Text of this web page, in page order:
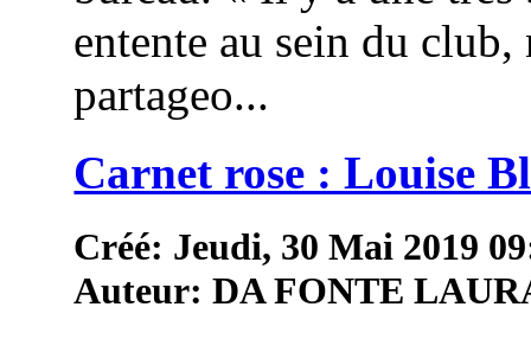
entente au sein du club,
partageo...
Carnet rose : Louise
Créé: Jeudi, 30 Mai 2019
Auteur: DA FONTE